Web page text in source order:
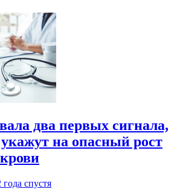
два первых сигнала,
на опасный рост
года спустя